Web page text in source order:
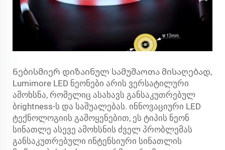
Ნებისმიერ დიზაინულ სამუშაოთა მისაღებად,
Lumimore LED ნეონები არის ვერსატილური
ამოხსნა, რომელიც ასახავს განსაკუთრებულ
ბrightness-ს და საშუალებას. ინნოვაციური LED
ტექნოლოგიის გამოყენებით, ეს ტიპის ნეონ
სინათლე ასევე ამოხსნის ძველ პრობლემას
განსაკუთრებული ინტენსიური სინათლის